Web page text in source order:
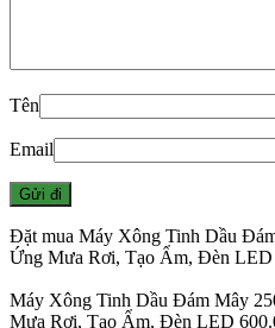
Tên
Email
Đặt mua Máy Xông Tinh Dầu
Ứng Mưa Rơi, Tạo Ẩm, Đèn LED
Máy Xông Tinh Dầu Đám Mây
Mưa Rơi, Tạo Ẩm, Đèn LED